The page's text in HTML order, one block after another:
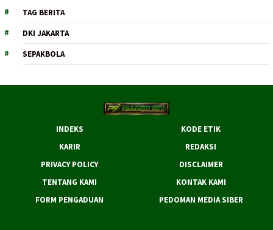
TAG BERITA
DKI JAKARTA
SEPAKBOLA
INDEKS
KODE ETIK
KARIR
REDAKSI
PRIVACY POLICY
DISCLAIMER
TENTANG KAMI
KONTAK KAMI
FORM PENGADUAN
PEDOMAN MEDIA SIBER